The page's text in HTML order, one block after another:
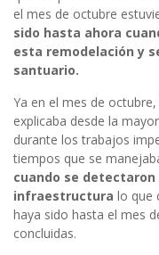
el mes de octubre
sido hasta ahora
esta remodelación y
santuario.
Ya en el mes de
explicaba desde la
durante los trabajos
tiempos que se
cuando se
infraestructura lo que
haya sido hasta el mes
concluidas.